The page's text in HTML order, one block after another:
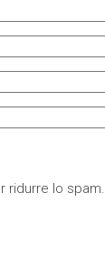
ridurre lo spam.